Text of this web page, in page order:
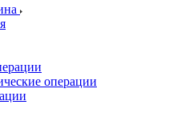
операции